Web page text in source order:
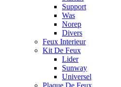
Support
Was
Norep
Divers
Feux Interieur
Kit De Feux
Lider
Sunway
Universel
Plaque De Feux